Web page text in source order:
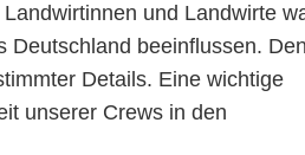
Landwirtinnen und Landwirte
Deutschland beeinflussen.
Details. Eine wichtige
unserer Crews in den